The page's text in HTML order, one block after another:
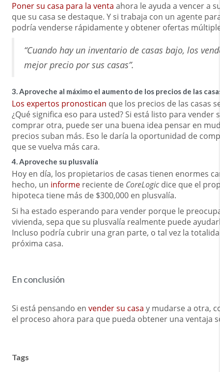
Poner su casa para la venta ahora le ayuda a vencer a
que su casa se destaque. Y si trabaja con un agente
podría venderse rápidamente y obtener ofertas
“Cuando hay un inventario de casas bajo, los
mejor precio por sus casas”.
3. Aproveche al máximo el aumento de los precios de las
Los expertos pronostican que los precios de las casas
¿Qué significa eso para usted? Si está listo para vender
comprar otra, puede ser una buena idea pensar en
precios suban más. Eso le daría la oportunidad de
que se vuelva más cara.
4. Aproveche su plusvalía
Hoy en día, los propietarios de casas tienen enormes
hecho, un informe reciente de CoreLogicdice que el
hipoteca tiene más de $300,000 en plusvalía.
Si ha estado esperando para vender porque le
vivienda, sepa que su plusvalía realmente puede
Incluso podría cubrir una gran parte, o tal vez la
próxima casa.
En conclusión
Si está pensando en vender su casa y mudarse a otra,
el proceso ahora para que pueda obtener una ventaja
Tags